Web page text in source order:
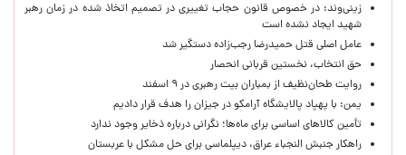
زینی‌وند: در خصوص قانون حجاب تغییری در تصمیم اتخاذ شده در زمان رهبر
شهید ایجاد نشده است
عامل اصلی قتل حمیدرضا رجب‌زاده دستگیر شد
حق انتخاب، نخستین قربانی انحصار
روایت طحان‌نظیف از بمباران بیت رهبری در ۹ اسفند
یمن: با پهپاد پالایشگاه آرامکو در جیزان را هدف قرار دادیم
تأمین کالاهای اساسی برای ماه‌ها؛ نگرانی درباره ذخایر وجود ندارد
راهکار جنبش النجباء عراق، دیپلماسی برای حل مشکل با عربستان